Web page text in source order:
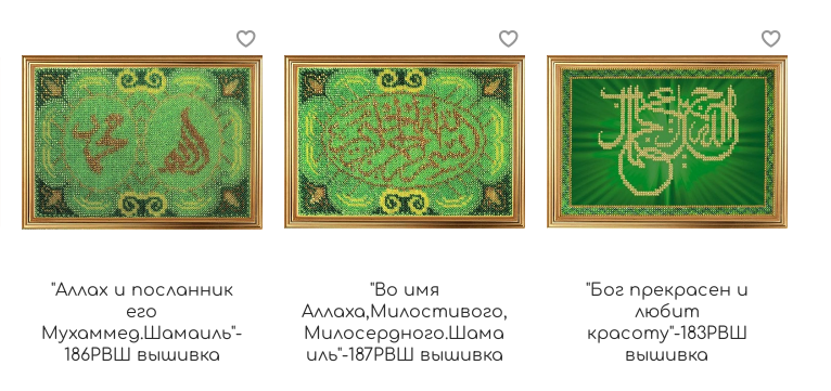
"Аллах и посланник
его
Мухаммед.Шамаиль"-
186РВШ вышивка
"Во имя
Аллаха,Милостивого,
Милосердного.Шама
иль"-187РВШ вышивка
"Бог прекрасен и
любит
красоту"-183РВШ
вышивка